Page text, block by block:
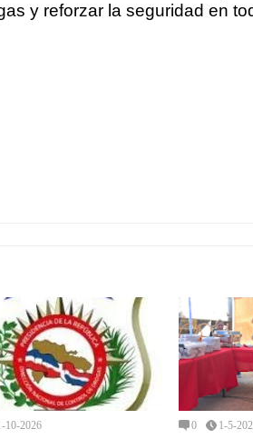
y reforzar la seguridad en
10-2026 0 1-5-